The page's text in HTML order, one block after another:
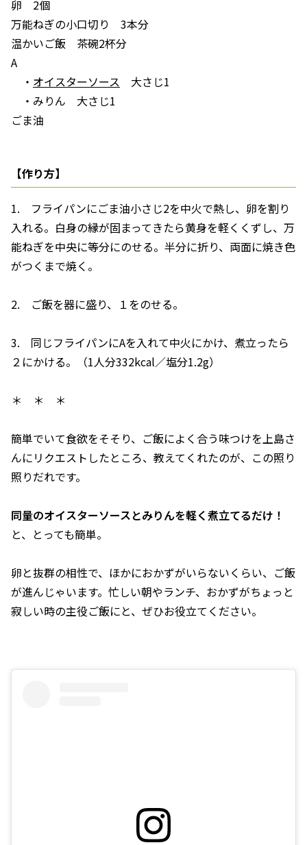
卵 2個
万能ねぎの小口切り 3本分
温かいご飯 茶碗2杯分
A
・ オイスターソース 大さじ1
・みりん 大さじ1
ごま油
【作り方】
1. フライパンにごま油小さじ2を中火で熱し、卵を割り
入れる。白身の縁が固まってきたら黄身を軽くくずし、万
能ねぎを中央に等分にのせる。半分に折り、両面に焼き色
がつくまで焼く。
2. ご飯を器に盛り、１をのせる。
3. 同じフライパンにAを入れて中火にかけ、煮立ったら
２にかける。（1人分332kcal／塩分1.2g）
＊ ＊ ＊
簡単でいて食欲をそそり、ご飯によく合う味つけを上島さ
んにリクエストしたところ、教えてくれたのが、この照り
照りだれです。
同量のオイスターソースとみりんを軽く煮立てるだけ！
と、とっても簡単。
卵と抜群の相性で、ほかにおかずがいらないくらい、ご飯
が進んじゃいます。忙しい朝やランチ、おかずがちょっと
寂しい時の主役ご飯にと、ぜひお役立てください。